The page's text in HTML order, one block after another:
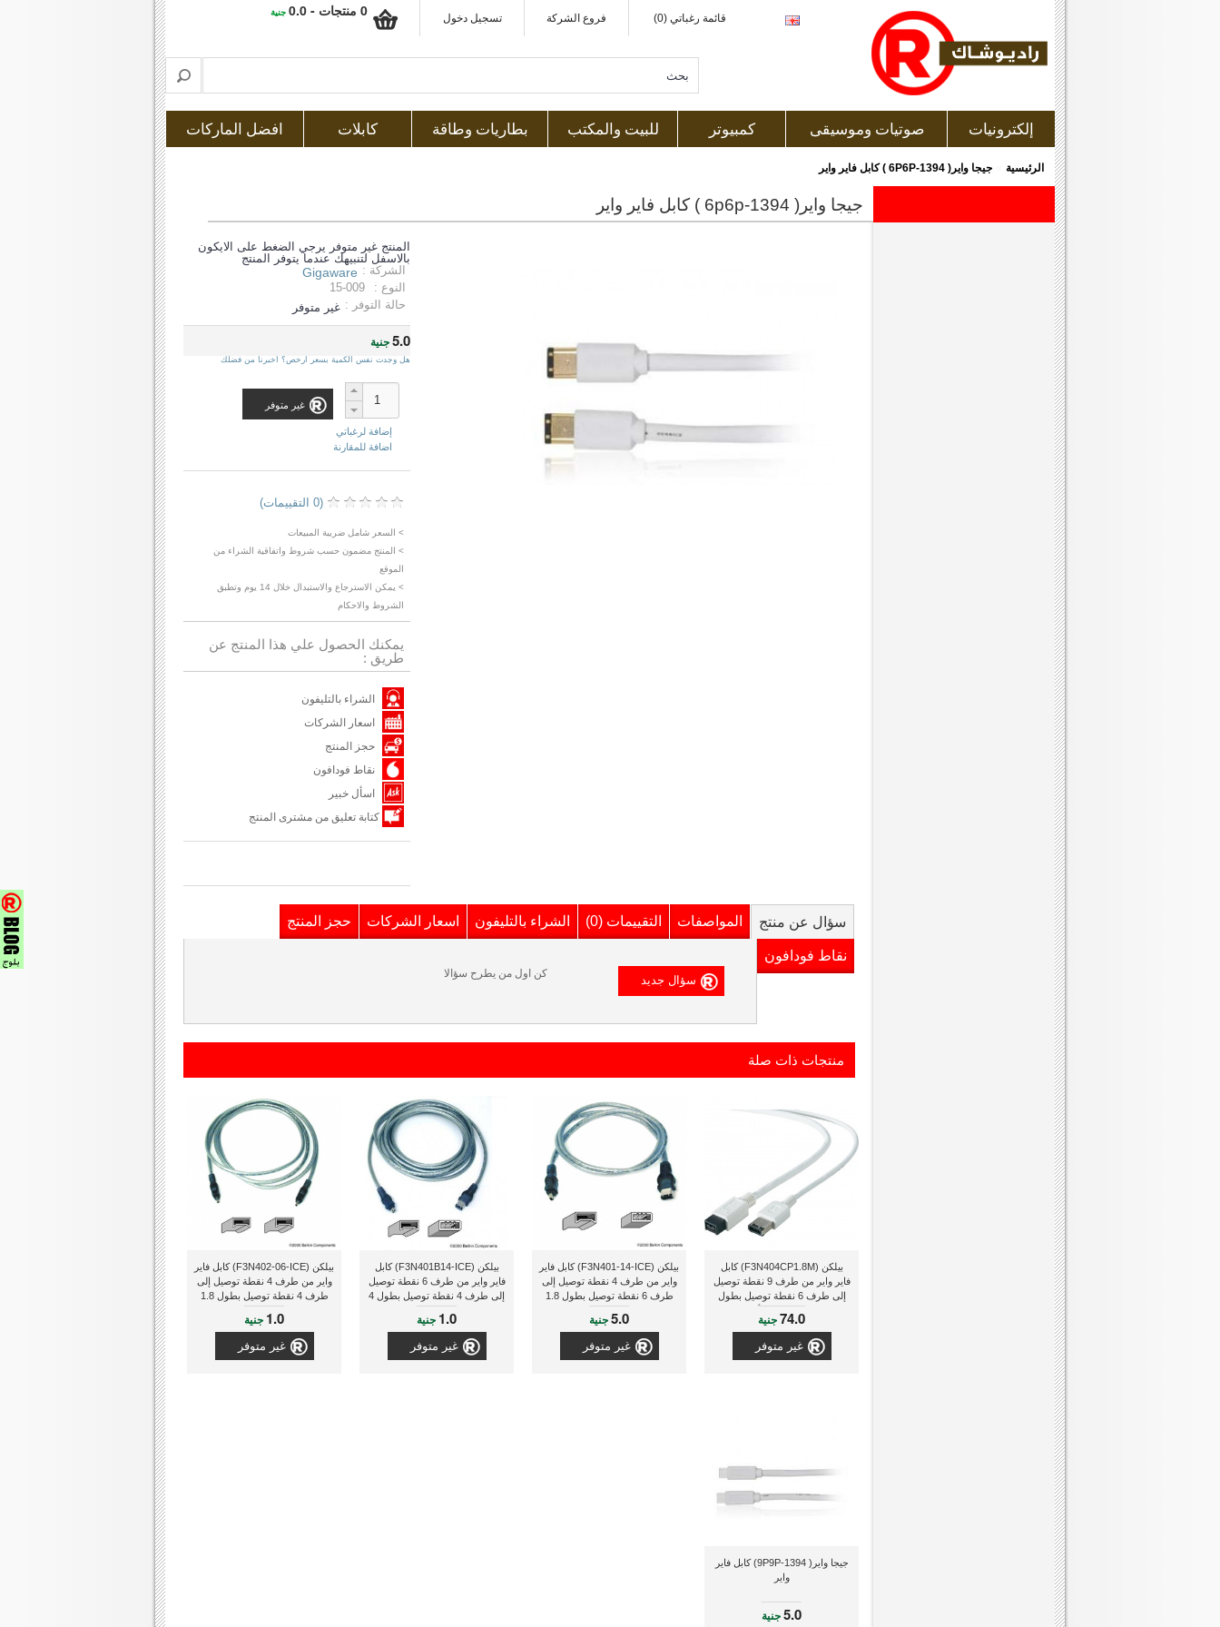
قائمة رغباتي (0) فروع الشركة تسجيل دخول 0 منتجات - 0.0 جنية
إلكترونيات صوتيات وموسيقى كمبيوتر للبيت والمكتب بطاريات وطاقة كابلات افضل الماركات
الرئيسية جيجا واير( 1394-6P6P ) كابل فاير واير
جيجا واير( 1394-6p6p ) كابل فاير واير
المنتج غير متوفر يرجي الضغط على الايكون
بالاسفل لتنبيهك عندما يتوفر المنتج
الشركة : Gigaware
النوع :
15-009
حالة التوفر : غير متوفر
5.0جنية
هل وجدت نفس الكمية بسعر ارخص؟ اخبرنا من فضلك
غير متوفر
إضافة لرغباتي
اضافة للمقارنة
(0 التقييمات)
> السعر شامل ضريبة المبيعات
> المنتج مضمون حسب شروط واتفاقية الشراء من
الموقع
> يمكن الاسترجاع والاستبدال خلال 14 يوم وتطبق
الشروط والاحكام
يمكنك الحصول علي هذا المنتج عن
طريق :
الشراء بالتليفون
اسعار الشركات
حجز المنتج
نقاط فودافون
اسأل خبير
كتابة تعليق من مشترى المنتج
سؤال عن منتج المواصفات التقييمات (0) الشراء بالتليفون اسعار الشركات حجز المنتج
نقاط فودافون
كن اول من يطرح سؤالا
منتجات ذات صلة
بيلكن (F3N404CP1.8M) كابل
فاير واير من طرف 9 نقطة توصيل
إلى طرف 6 نقطة توصيل بطول
74.0جنية
غير متوفر
بيلكن (F3N401-14-ICE) كابل فاير
واير من طرف 4 نقطة توصيل إلى
طرف 6 نقطة توصيل بطول 1.8
متر5.0جنية
غير متوفر
بيلكن (F3N401B14-ICE) كابل
فاير واير من طرف 6 نقطة توصيل
إلى طرف 4 نقطة توصيل بطول 4
متر1.0 جنية
غير متوفر
بيلكن (F3N402-06-ICE) كابل فاير
واير من طرف 4 نقطة توصيل إلى
طرف 4 نقطة توصيل بطول 1.8
متر1.0 جنية
غير متوفر
جيجا واير( 1394-9P9P) كابل فاير
واير
5.0جنية